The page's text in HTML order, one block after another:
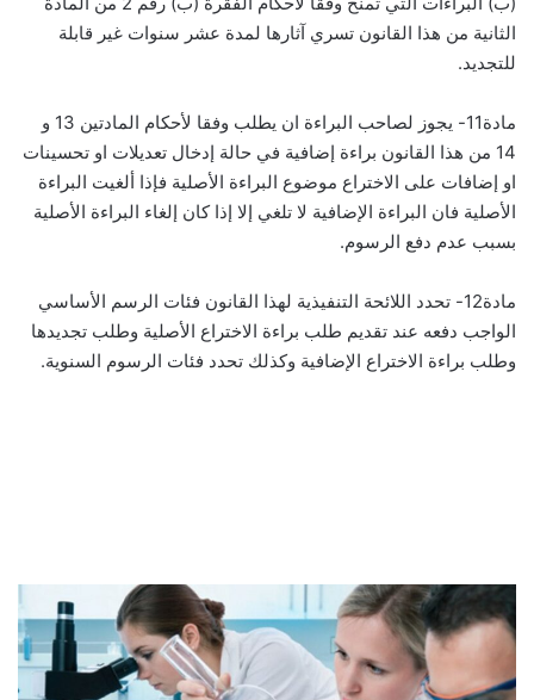
الثانية من هذا القانون تسري آثارها لمدة عشر سنوات غير قابلة
للتجديد.
مادة11- يجوز لصاحب البراءة ان يطلب وفقا لأحكام المادتين 13 و
14 من هذا القانون براءة إضافية في حالة إدخال تعديلات او تحسينات
او إضافات على الاختراع موضوع البراءة الأصلية فإذا ألغيت البراءة
الأصلية فان البراءة الإضافية لا تلغي إلا إذا كان إلغاء البراءة الأصلية
بسبب عدم دفع الرسوم.
مادة12- تحدد اللائحة التنفيذية لهذا القانون فئات الرسم الأساسي
الواجب دفعه عند تقديم طلب براءة الاختراع الأصلية وطلب تجديدها
وطلب براءة الاختراع الإضافية وكذلك تحدد فئات الرسوم السنوية.